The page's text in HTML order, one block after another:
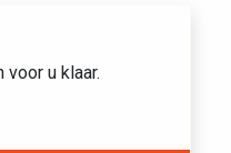
u klaar.